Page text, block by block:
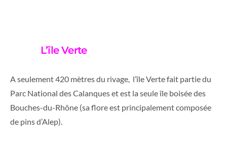
L’île Verte
A seulement 420 mètres du rivage, l’île Verte fait partie du
Parc National des Calanques et est la seule île boisée des
Bouches-du-Rhône (sa flore est principalement composée
de pins d’Alep).